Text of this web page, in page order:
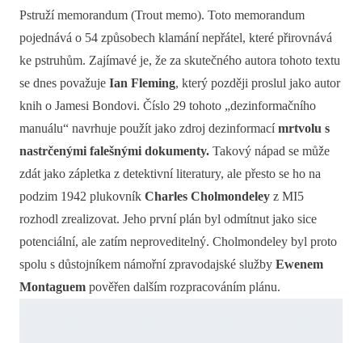
Pstruží memorandum (Trout memo). Toto memorandum
pojednává o 54 způsobech klamání nepřátel, které přirovnává
ke pstruhům. Zajímavé je, že za skutečného autora tohoto textu
se dnes považuje Ian Fleming, který později proslul jako autor
knih o Jamesi Bondovi. Číslo 29 tohoto „dezinformačního
manuálu“ navrhuje použít jako zdroj dezinformacímrtvolu s
nastrčenými falešnými dokumenty. Takový nápad se může
zdát jako zápletka z detektivní literatury, ale přesto se ho na
podzim 1942 plukovník Charles Cholmondeley z MI5
rozhodl zrealizovat. Jeho první plán byl odmítnut jako sice
potenciální, ale zatím neproveditelný. Cholmondeley byl proto
spolu s důstojníkem námořní zpravodajské služby Ewenem
Montaguem pověřen dalším rozpracováním plánu.